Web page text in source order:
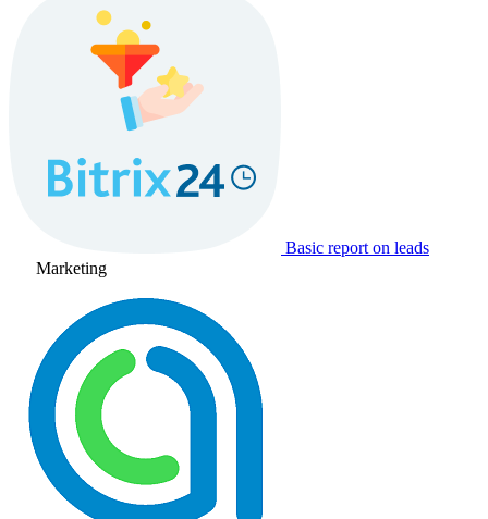
Basic report on leads
Marketing